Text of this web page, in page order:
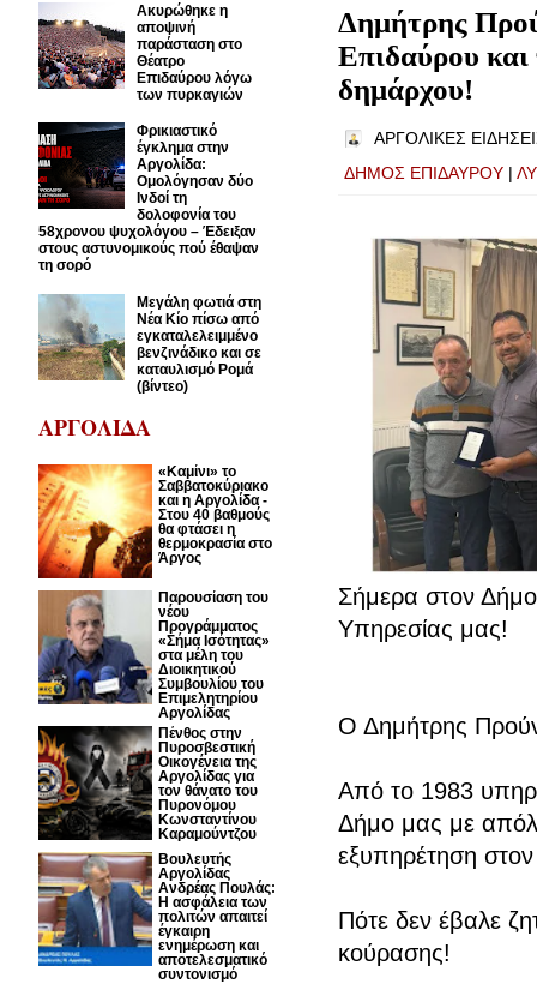
Δημήτρης
Επιδαύρου
δημάρχου!
ΑΡΓΟΛΙΚΕΣ
ΔΗΜΟΣ ΕΠΙΔΑΥΡΟΥ
Σήμερα στον Δήμο
Υπηρεσίας μας!
Ο Δημήτρης
Από το 1983
Δήμο μας με
εξυπηρέτηση στον
Πότε δεν έβαλε
κούρασης!
Ακυρώθηκε η
αποψινή
παράσταση στο
Θέατρο
Επιδαύρου λόγω
των πυρκαγιών
Φρικιαστικό
έγκλημα στην
Αργολίδα:
Ομολόγησαν δύο
Ινδοί τη
δολοφονία του
58χρονου ψυχολόγου – Έδειξαν
στους αστυνομικούς πού έθαψαν
τη σορό
Μεγάλη φωτιά στη
Νέα Κίο πίσω από
εγκαταλελειμμένο
βενζινάδικο και σε
καταυλισμό Ρομά
(βίντεο)
ΑΡΓΟΛΙΔΑ
«Καμίνι» το
Σαββατοκύριακο
και η Αργολίδα -
Στου 40 βαθμούς
θα φτάσει η
θερμοκρασία στο
Άργος
Παρουσίαση του
νέου
Προγράμματος
«Σήμα Ισότητας»
στα μέλη του
Διοικητικού
Συμβουλίου του
Επιμελητηρίου
Αργολίδας
Πένθος στην
Πυροσβεστική
Οικογένεια της
Αργολίδας για
τον θάνατο του
Πυρονόμου
Κωνσταντίνου
Καραμούντζου
Βουλευτής
Αργολίδας
Ανδρέας Πουλάς:
Η ασφάλεια των
πολιτών απαιτεί
έγκαιρη
ενημέρωση και
αποτελεσματικό
συντονισμό